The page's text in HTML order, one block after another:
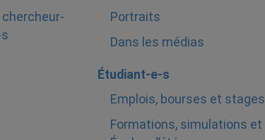
Portraits
Dans les médias
Étudiant-e-s
Emplois, bourses et stages
Formations, simulations et